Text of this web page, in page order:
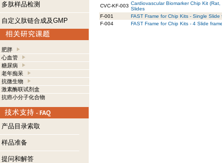
多肽样品检测
自定义肽链合成及GMP
肥胖
心血管
糖尿病
老年痴呆
抗微生物
激素酶联试剂盒
抗癌小分子化合物
产品目录索取
样品准备
提问和解答
CVC-KF-003 Cardiovascular Biomarker Chip Kit
Slides
F-001
FAST Frame for Chip Kits - Single Slide
F-004
FAST Frame for Chip Kits - 4 Slide